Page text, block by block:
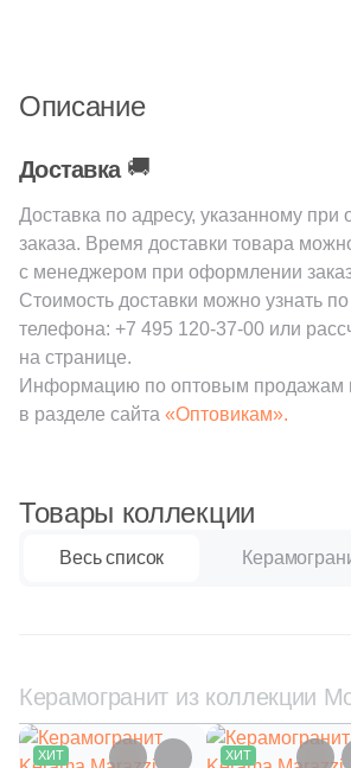
Материал
Керамическая
Из керамогранита
Из белой глины
Pamesa Ceramica (
Paradyz (40 )
Piemme Valentino (3)
Pixel mosaic (
Porcelain Mosaic (18 )
Q-Stones (
Rondine (1 )
STAR MOSAIC ( 137)
Описание
Доставка 🚚
Доставка по адресу, указанному
заказа. Время доставки товара
с менеджером при оформлении
Стоимость доставки можно узнать
телефона: +7 495 120-37-00 или
на странице.
Информацию по оптовым продажам
в разделе сайта «Оптовикам».
Товары коллекции
Весь список
Керамогранит из коллекции
ХИТ ХИТ